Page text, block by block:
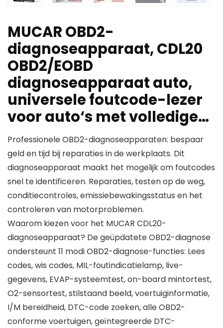
MUCAR OBD2-
diagnoseapparaat, CDL20
OBD2/EOBD
diagnoseapparaat auto,
universele foutcode-lezer
voor auto‘s met volledige…
Professionele OBD2-diagnoseapparaten: bespaar
geld en tijd bij reparaties in de werkplaats. Dit
diagnoseapparaat maakt het mogelijk om foutcodes
snel te identificeren. Reparaties, testen op de weg,
conditiecontroles, emissiebewakingsstatus en het
controleren van motorproblemen.
Waarom kiezen voor het MUCAR CDL20-
diagnoseapparaat? De geüpdatete OBD2-diagnose
ondersteunt 11 modi OBD2-diagnose-functies: Lees
codes, wis codes, MIL-foutindicatielamp, live-
gegevens, EVAP-systeemtest, on-board mintortest,
O2-sensortest, stilstaand beeld, voertuiginformatie,
I/M bereidheid, DTC-code zoeken, alle OBD2-
conforme voertuigen, geïntegreerde DTC-